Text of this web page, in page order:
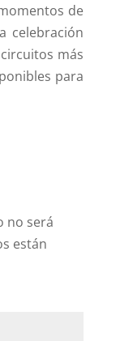
de
celebración
más
para
no será
están